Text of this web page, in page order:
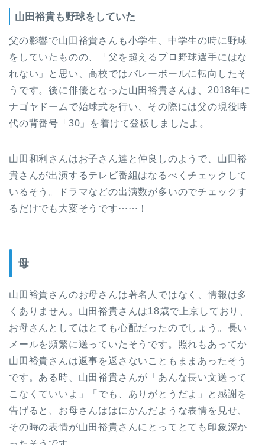
山田裕貴も野球をしていた
父の影響で山田裕貴さんも小学生、中学生の時に野球
をしていたものの、「父を超えるプロ野球選手にはな
れない」と思い、高校ではバレーボールに転向したそ
うです。後に俳優となった山田裕貴さんは、2018年に
ナゴヤドームで始球式を行い、その際には父の現役時
代の背番号「30」を着けて登板しましたよ。
山田和利さんはお子さん達と仲良しのようで、山田裕
貴さんが出演するテレビ番組はなるべくチェックして
いるそう。ドラマなどの出演数が多いのでチェックす
るだけでも大変そうです⋯⋯！
母
山田裕貴さんのお母さんは著名人ではなく、情報は多
くありません。山田裕貴さんは18歳で上京しており、
お母さんとしてはとても心配だったのでしょう。長い
メールを頻繁に送っていたそうです。照れもあってか
山田裕貴さんは返事を返さないこともままあったそう
です。ある時、山田裕貴さんが「あんな長い文送って
こなくていいよ」「でも、ありがとうだよ」と感謝を
告げると、お母さんははにかんだような表情を見せ、
その時の表情が山田裕貴さんにとってとても印象深か